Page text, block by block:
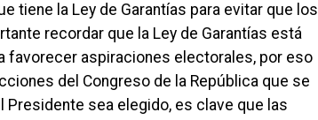
tiene la Ley de Garantías para evitar que los
recordar que la Ley de Garantías está
favorecer aspiraciones electorales, por eso
del Congreso de la República que se
Presidente sea elegido, es clave que las